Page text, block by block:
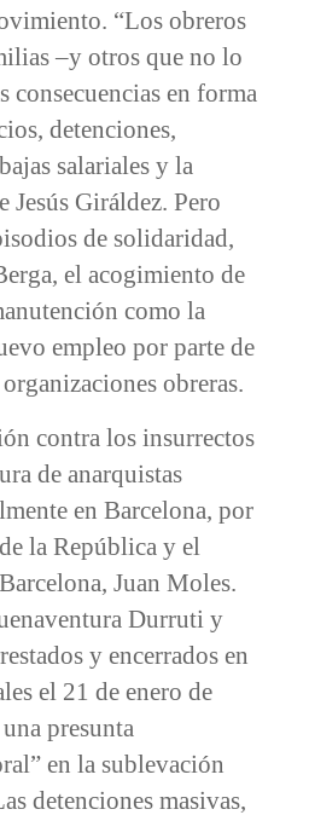
“Los obreros
–y otros que no lo
consecuencias en forma
detenciones,
salariales y la
Jesús Giráldez. Pero
de solidaridad,
el acogimiento de
como la
empleo por parte de
obreras.
contra los insurrectos
de anarquistas
en Barcelona, por
la República y el
Juan Moles.
Durruti y
y encerrados en
el 21 de enero de
presunta
en la sublevación
detenciones masivas,